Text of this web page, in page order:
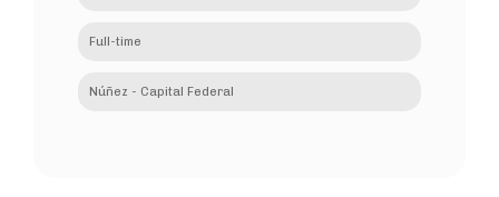
Full-time
Núñez - Capital Federal